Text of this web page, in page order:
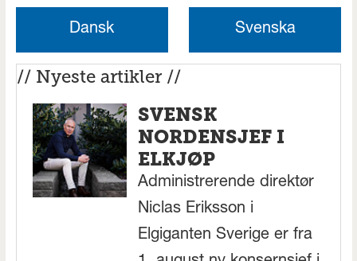
Dansk Svenska
// Nyeste artikler //
SVENSK
NORDENSJEF I
ELKJØP
Administrerende direktør
Niclas Eriksson i
Elgiganten Sverige er fra